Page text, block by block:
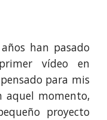
han pasado
vídeo en
para mis
aquel momento,
proyecto